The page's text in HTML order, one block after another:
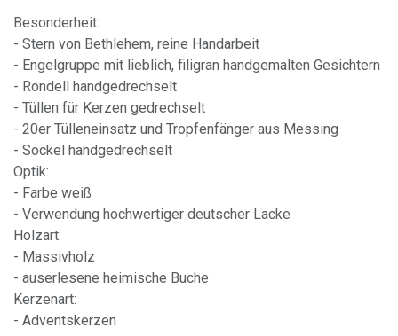
Besonderheit:
- Stern von Bethlehem, reine Handarbeit
- Engelgruppe mit lieblich, filigran handgemalten Gesichtern
- Rondell handgedrechselt
- Tüllen für Kerzen gedrechselt
- 20er Tülleneinsatz und Tropfenfänger aus Messing
- Sockel handgedrechselt
Optik:
- Farbe weiß
- Verwendung hochwertiger deutscher Lacke
Holzart:
- Massivholz
- auserlesene heimische Buche
Kerzenart:
- Adventskerzen